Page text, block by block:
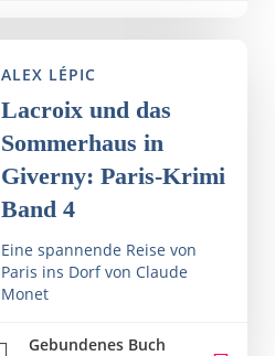
ALEX LÉPIC
Lacroix und das
Sommerhaus in
Giverny: Paris-Krimi
Band 4
Eine spannende Reise von
Paris ins Dorf von Claude
Monet
Gebundenes Buch